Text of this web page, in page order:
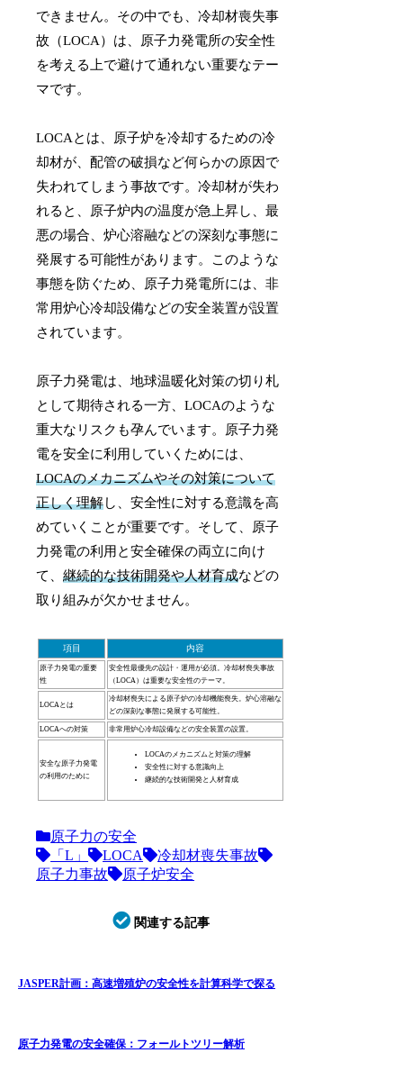
できません。その中でも、冷却材喪失事
故（LOCA）は、原子力発電所の安全性
を考える上で避けて通れない重要なテー
マです。
LOCAとは、原子炉を冷却するための冷
却材が、配管の破損など何らかの原因で
失われてしまう事故です。冷却材が失わ
れると、原子炉内の温度が急上昇し、最
悪の場合、炉心溶融などの深刻な事態に
発展する可能性があります。このような
事態を防ぐため、原子力発電所には、非
常用炉心冷却設備などの安全装置が設置
されています。
原子力発電は、地球温暖化対策の切り札
として期待される一方、LOCAのような
重大なリスクも孕んでいます。原子力発
電を安全に利用していくためには、
LOCAのメカニズムやその対策について
正しく理解し、安全性に対する意識を高
めていくことが重要です。そして、原子
力発電の利用と安全確保の両立に向け
て、継続的な技術開発や人材育成などの
取り組みが欠かせません。
項目 内容
原子力発電の重要
性
安全性最優先の設計・運用が必須。冷却材喪失事故
（LOCA）は重要な安全性のテーマ。
LOCAとは
冷却材喪失による原子炉の冷却機能喪失。炉心溶融な
どの深刻な事態に発展する可能性。
LOCAへの対策 非常用炉心冷却設備などの安全装置の設置。
安全な原子力発電
の利用のために
LOCAのメカニズムと対策の理解
安全性に対する意識向上
継続的な技術開発と人材育成
原子力の安全
「L」
LOCA
冷却材喪失事故
原子力事故
原子炉安全
関連する記事
JASPER計画：高速増殖炉の安全性を計算科学で探る
原子力発電の安全確保：フォールトツリー解析